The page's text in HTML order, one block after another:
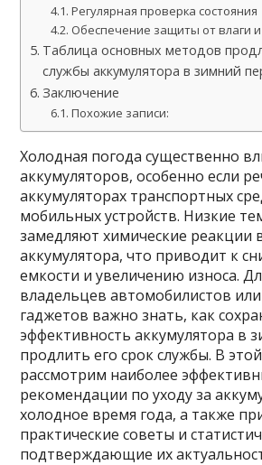
Регулярная проверка состояния
Обеспечение защиты от влаги
Таблица основных методов
службы аккумулятора в зимний
Заключение
Похожие записи:
Холодная погода существенно
аккумуляторов, особенно если
аккумуляторах транспортных
мобильных устройств. Низкие
замедляют химические реакции
аккумулятора, что приводит к
емкости и увеличению износа.
владельцев автомобилистов
гаджетов важно знать, как
эффективность аккумулятора в
продлить его срок службы. В
рассмотрим наиболее
рекомендации по уходу за
холодное время года, а также
практические советы и
подтверждающие их